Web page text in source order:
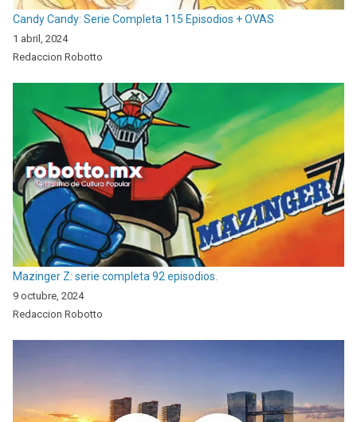
Candy Candy: Serie Completa 115 Episodios + OVAS
1 abril, 2024
Redaccion Robotto
Mazinger Z: serie completa 92 episodios.
9 octubre, 2024
Redaccion Robotto